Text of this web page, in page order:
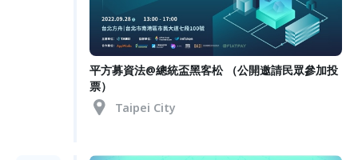
平方募資法@總統盃黑客松 （公開邀請民眾參加投
票）
Taipei City